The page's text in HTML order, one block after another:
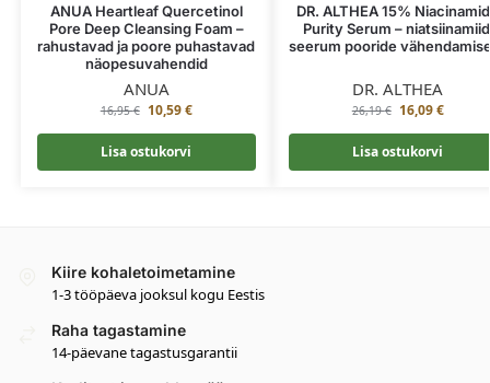
ANUA Heartleaf Quercetinol
Pore Deep Cleansing Foam –
rahustavad ja poore puhastavad
näopesuvahendid
ANUA
16,95€ 10,59€
Lisa ostukorvi
DR. ALTHEA 15%
Purity Serum –
seerum pooride
DR. ALTHEA
26,19€ 16,09€
Lisa ostukorvi
Kiire kohaletoimetamine
1-3 tööpäeva jooksul kogu Eestis
Raha tagastamine
14-päevane tagastusgarantii